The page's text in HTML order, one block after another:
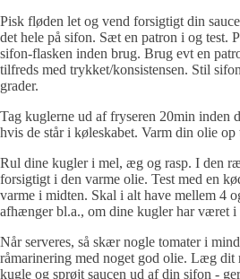
Pisk fløden let og vend forsigtigt din
det hele på sifon. Sæt en patron i og test.
sifon-flasken inden brug. Brug evt en
tilfreds med trykket/konsistensen. Stil
grader.
Tag kuglerne ud af fryseren 20min inden
hvis de står i køleskabet. Varm din olie op
Rul dine kugler i mel, æg og rasp. I den
forsigtigt i den varme olie. Test med en
varme i midten. Skal i alt have mellem 4
afhænger bl.a., om dine kugler har været i
Når serveres, så skær nogle tomater i
råmarinering med noget god olie. Læg dit
kugle og sprøjt saucen ud af din sifon -